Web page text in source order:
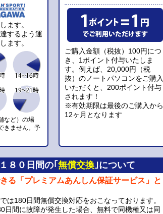
ます。
するよう運
ます。
など）の場
きません。予
ご購入金額（税抜）100円につ
き、1ポイント付与いたしま
す。例えば、20,000円（税
抜）のノートパソコンをご購入
いただくと、200ポイント付与
されます！
※有効期限は最後のご購入から
12ヶ月となります
８０日間の｢ 無償交換｣について
る「プレミアムあんしん保証サービス」と
は180日間無償交換対応をおこなっております。
日間に故障が発生した場合、無料で同機種又は同